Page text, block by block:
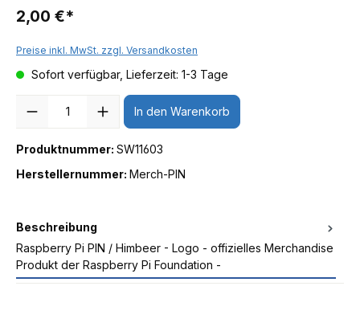
2,00 €*
Preise inkl. MwSt. zzgl. Versandkosten
Sofort verfügbar, Lieferzeit: 1-3 Tage
In den Warenkorb
Produktnummer: SW11603
Herstellernummer: Merch-PIN
Beschreibung
Raspberry Pi PIN / Himbeer - Logo - offizielles Merchandise
Produkt der Raspberry Pi Foundation -